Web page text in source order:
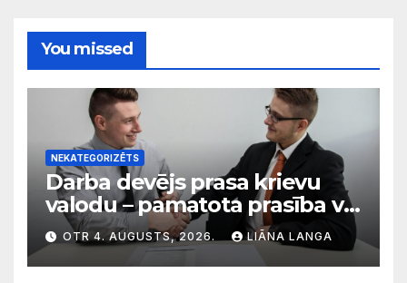
You missed
NEKATEGORIZĒTS
Darba devējs prasa krievu
valodu – pamatota prasība vai
diskriminācija? Skaidro VDI
OTR 4. AUGUSTS, 2026. LIĀNA LANGA